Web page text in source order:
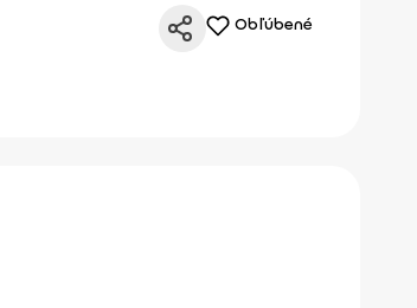
Obľúbené